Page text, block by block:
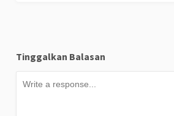
Tinggalkan Balasan